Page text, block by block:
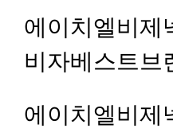
에이치엘비제
비자베스트브
에이치엘비제